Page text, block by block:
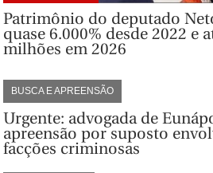
Patrimônio do deputado
quase 6.000% desde 2022 e
milhões em 2026
BUSCA E APREENSÃO
Urgente: advogada de
apreensão por suposto
facções criminosas